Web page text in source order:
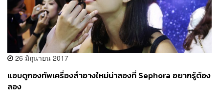
26 มิถุนายน 2017
แอบดูกองทัพเครื่องสำอางใหม่น่าลองที่ Sephora อยากรู้ต้อง
ลอง